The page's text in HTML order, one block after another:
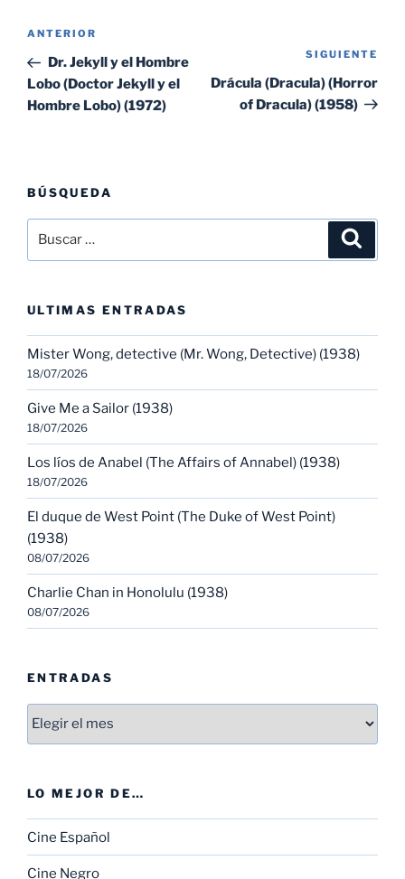
Navegación
entradas
Entrada
anterior:
ANTERIOR
Dr. Jekyll y el Hombre
Lobo (Doctor Jekyll y el
Hombre Lobo) (1972)
SIGUIENTE
Drácula (Dracula) (Horror
of Dracula) (1958)
BÚSQUEDA
por:
ULTIMAS ENTRADAS
Mister Wong, detective (Mr. Wong, Detective) (1938)
18/07/2026
Give Me a Sailor (1938)
18/07/2026
Los líos de Anabel (The Affairs of Annabel) (1938)
18/07/2026
El duque de West Point (The Duke of West Point)
(1938)
08/07/2026
Charlie Chan in Honolulu (1938)
08/07/2026
ENTRADAS
Entradas
LO MEJOR DE…
Cine Español
Cine Negro